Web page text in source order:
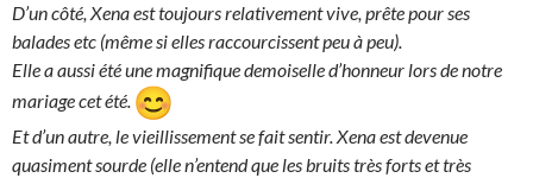
D’un côté, Xena est toujours relativement vive, prête pour ses
balades etc (même si elles raccourcissent peu à peu).
Elle a aussi été une magnifique demoiselle d’honneur lors de notre
mariage cet été.
Et d’un autre, le vieillissement se fait sentir. Xena est devenue
quasiment sourde (elle n’entend que les bruits très forts et très